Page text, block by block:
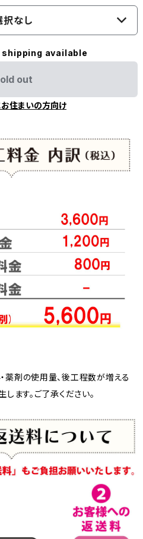
択なし
available
out
住まいの方向け
薬剤の使用量、後工程数が増える
ます。ご了承ください。